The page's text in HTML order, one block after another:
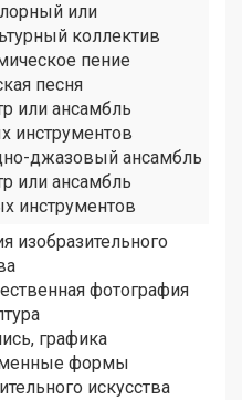
или
коллектив
пение
песня
или ансамбль
инструментов
джазовый ансамбль
или ансамбль
инструментов
изобразительного
фотография
графика
формы
искусства